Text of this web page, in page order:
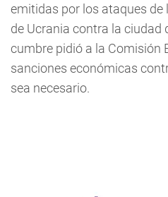
emitidas por los ataques
de Ucrania contra la ciudad
cumbre pidió a la Comisión
sanciones económicas
sea necesario.